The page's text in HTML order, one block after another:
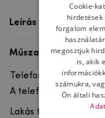
Leírás
Műszaki adatok
Telefon márka
A telefonmodellhez
Lakás típusa
Cookie-
hirdetések
forgalom
megosztjuk
is, akik
számukra,
Ön általi